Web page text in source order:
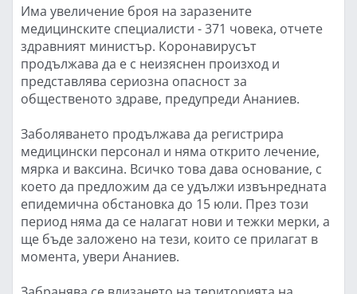
Има увеличение броя на заразените
медицинските специалисти - 371 човека, отчете
здравният министър. Коронавирусът
продължава да е с неизяснен произход и
представлява сериозна опасност за
общественото здраве, предупреди Ананиев.
Заболяването продължава да регистрира
медицински персонал и няма открито лечение,
мярка и ваксина. Всичко това дава основание, с
което да предложим да се удължи извънредната
епидемична обстановка до 15 юли. През този
период няма да се налагат нови и тежки мерки, а
ще бъде заложено на тези, които се прилагат в
момента, увери Ананиев.